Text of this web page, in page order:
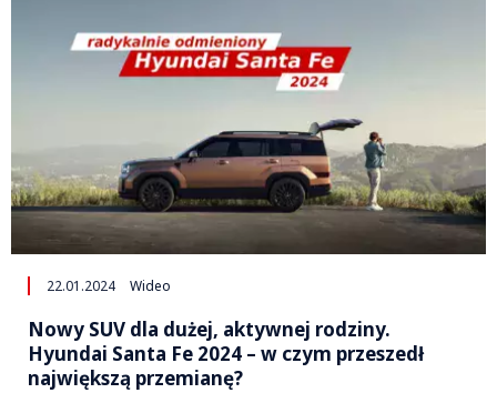
22.01.2024 Wideo
Nowy SUV dla dużej, aktywnej rodziny.
Hyundai Santa Fe 2024 – w czym przeszedł
największą przemianę?